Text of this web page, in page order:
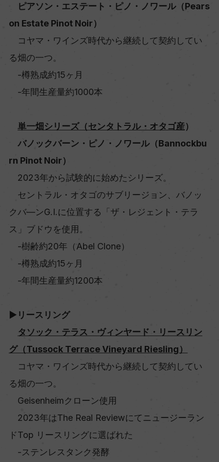
ピアソン・エステート・ピノ・ノワール（Pears
on Estate Pinot Noir）
コヤマ・ワインズ時代から継続して契約してい
る畑の一つ。
-樽熟成約15ヶ月
-年間生産量約1000本
単一畑シリーズ（センタトラル・オタゴ産）
バノックバーン・ピノ・ノワール（Bannockbu
rn Pinot Noir）
2023年から試験的に始めたシリーズ。
セントラル・オタゴのサブリージョン、バノッ
クバ―ンG.I.に位置する「ザ・レジェント・テラ
ス」ブドウを使用。
-樹齢約20年（Abel Clone）
-樽熟成約15ヶ月
-年間生産量約1200本
▶リースリング
タソック・テラス・ヴィンヤード・リースリン
グ（Tussock Terrace Vineyard Riesling）
コヤマ・ワインズ時代から継続して契約してい
る畑の一つ。
Geisenheimクローン使用
2023年はThe Real Reviewにてニュージーラン
ドTop リースリングに選ばれた
-ステンレスタンク発酵